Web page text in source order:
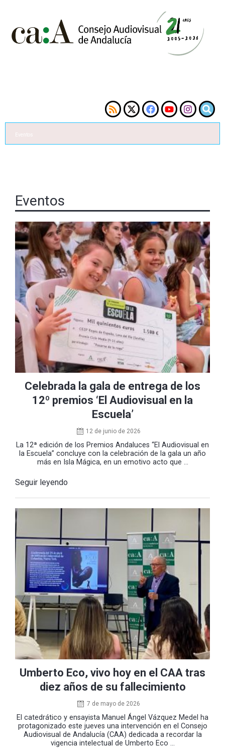
Eventos
Eventos
Celebrada la gala de entrega de los
12º premios ‘El Audiovisual en la
Escuela’
12 de junio de 2026
La 12ª edición de los Premios Andaluces “El Audiovisual en
la Escuela” concluye con la celebración de la gala un año
más en Isla Mágica, en un emotivo acto que ...
Seguir leyendo
Umberto Eco, vivo hoy en el CAA tras
diez años de su fallecimiento
7 de mayo de 2026
El catedrático y ensayista Manuel Ángel Vázquez Medel ha
protagonizado este jueves una intervención en el Consejo
Audiovisual de Andalucía (CAA) dedicada a recordar la
vigencia intelectual de Umberto Eco ...